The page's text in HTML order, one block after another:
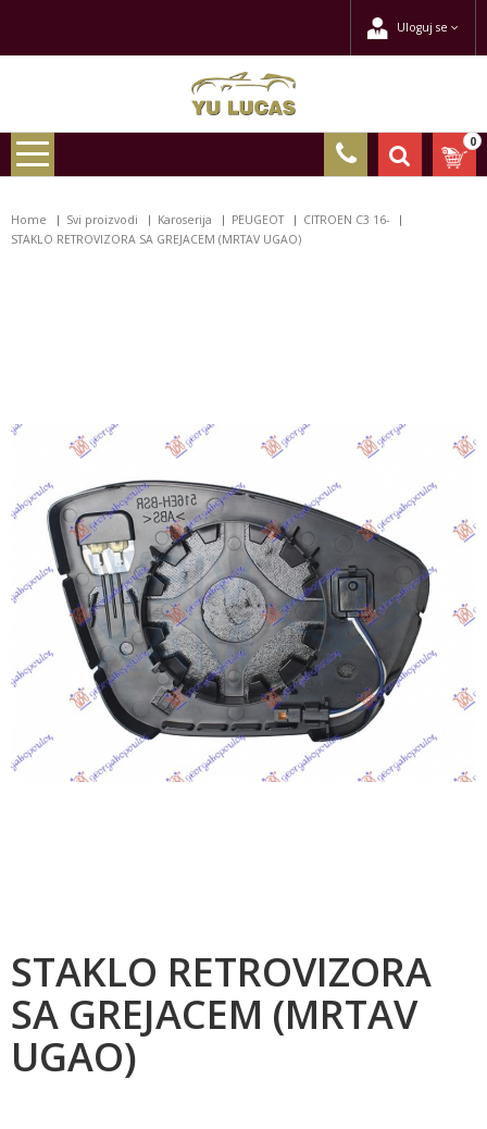
Uloguj se
0
Home Svi proizvodi Karoserija PEUGEOT
CITROEN C3 16-
STAKLO RETROVIZORA SA GREJACEM (MRTAV UGAO)
STAKLO RETROVIZORA
SA GREJACEM (MRTAV
UGAO)